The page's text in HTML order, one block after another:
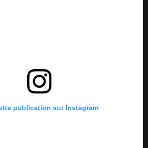
publication sur Instagram